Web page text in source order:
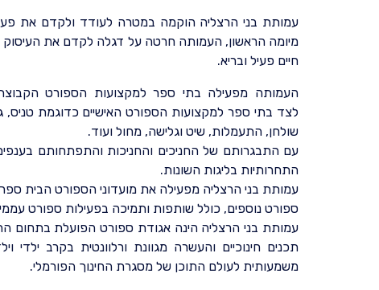
עמותת בני הרצליה הוקמה במטרה לעודד ולקדם את
מיומה הראשון, העמותה חרטה על דגלה לקדם את העיסוק
חיים פעיל ובריא.
העמותה מפעילה בתי ספר למקצועות הספורט
לצד בתי ספר למקצועות הספורט האישיים כדוגמת טניס,
שולחן, התעמלות, שיט וגלישה, מחול ועוד.
עם התבגרותם של החניכים והחניכות והתפתחותם
התחרותיות בליגות השונות.
עמותת בני הרצליה מפעילה את מועדוני הספורט הבית
ספורט נוספים, כולל שותפות ותמיכה בפעילות ספורט
עמותת בני הרצליה הינה אגודת ספורט הפועלת בתחום
תכנים חינוכיים והעשרה מגוונת ורלוונטית בקרב ילדי
משמעותית לעולם התוכן של מסגרת החינוך הפורמלי.